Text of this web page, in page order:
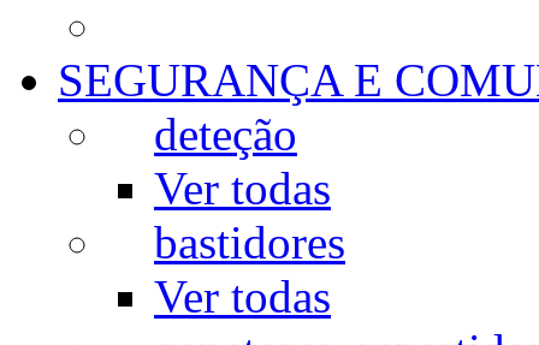
SEGURANÇA E
deteção
Ver todas
bastidores
Ver todas